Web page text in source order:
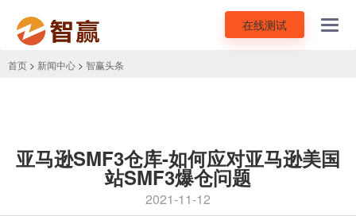
在线测试
首页 > 新闻中心 > 智赢头条
亚马逊SMF3仓库-如何应对亚马逊美国
站SMF3爆仓问题
2021-11-12